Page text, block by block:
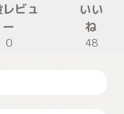
ビュ
ー
0
いい
ね
48
サ
しら😼🧊